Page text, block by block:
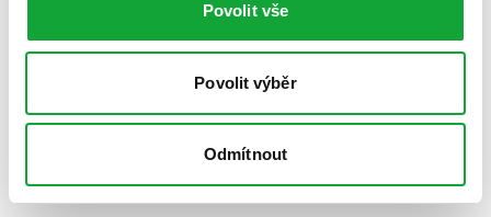
Povolit vše
Povolit výběr
Odmítnout